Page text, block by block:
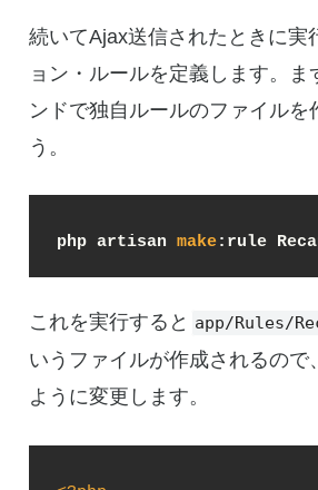
続いてAjax送信されたときに実
ョン・ルールを定義します。ま
ンドで独自ルールのファイルを
う。
php artisan make:rule
これを実行すると app/Rules/
いうファイルが作成されるので
ように変更します。